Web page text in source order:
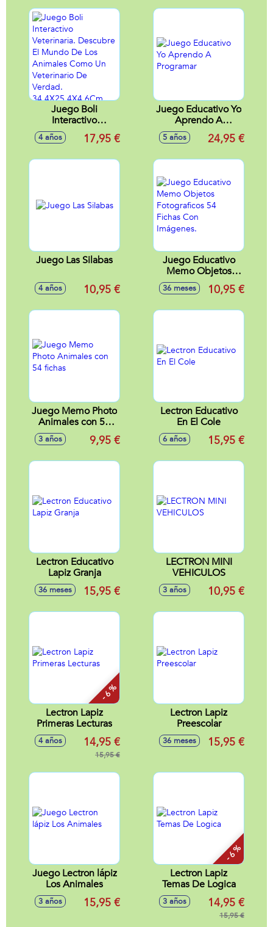
Juego Boli
Interactivo
Veterinaria.
Descubre El
Animales Como Un
34,4X25,4X4,6Cm
4 años 17,95 €
Juego Educativo Yo
Aprendo A
Programar
5 años 24,95 €
Juego Las Silabas
4 años 10,95 €
Juego Educativo
Memo Objetos
Fotograficos 54
Fichas Con
36 meses 10,95 €
Juego Memo Photo
Animales con 54
fichas
3 años 9,95 €
Lectron Educativo
En El Cole
6 años 15,95 €
Lectron Educativo
Lapiz Granja
36 meses 15,95 €
LECTRON MINI
VEHICULOS
3 años 10,95 €
- 6 %
Lectron Lapiz
Primeras Lecturas
4 años 14,95 €
15,95 €
Lectron Lapiz
Preescolar
36 meses 15,95 €
Juego Lectron lápiz
Los Animales
3 años 15,95 €
- 6 %
Lectron Lapiz
Temas De Logica
3 años 14,95 €
15,95 €